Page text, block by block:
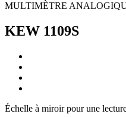
MULTIMÈTRE
KEW 1109S
Échelle à miroir pour une